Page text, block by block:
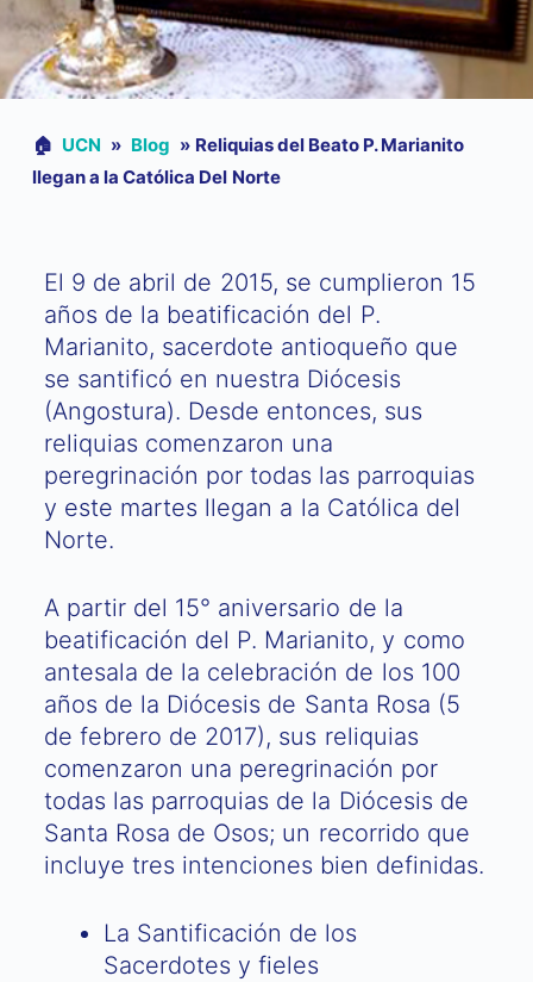
🏠︎ UCN » Blog » Reliquias del Beato P. Marianito
llegan a la Católica Del Norte
El 9 de abril de 2015, se cumplieron 15
años de la beatificación del P.
Marianito, sacerdote antioqueño que
se santificó en nuestra Diócesis
(Angostura). Desde entonces, sus
reliquias comenzaron una
peregrinación por todas las parroquias
y este martes llegan a la Católica del
Norte.
A partir del 15° aniversario de la
beatificación del P. Marianito, y como
antesala de la celebración de los 100
años de la Diócesis de Santa Rosa (5
de febrero de 2017), sus reliquias
comenzaron una peregrinación por
todas las parroquias de la Diócesis de
Santa Rosa de Osos; un recorrido que
incluye tres intenciones bien definidas.
La Santificación de los
Sacerdotes y fieles